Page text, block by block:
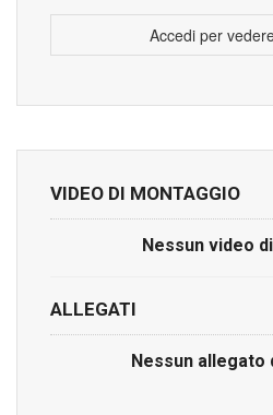
Accedi per
VIDEO DI MONTAGGIO
Nessun video
ALLEGATI
Nessun allegato